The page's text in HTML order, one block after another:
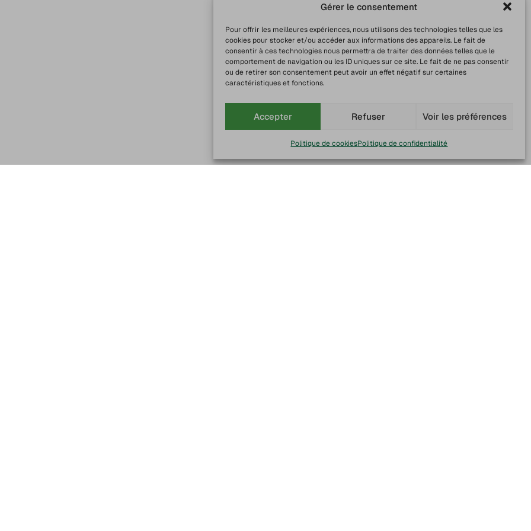
Gérer le consentement
Pour offrir les meilleures expériences, nous utilisons des technologies telles que les
cookies pour stocker et/ou accéder aux informations des appareils. Le fait de
consentir à ces technologies nous permettra de traiter des données telles que le
comportement de navigation ou les ID uniques sur ce site. Le fait de ne pas consentir
ou de retirer son consentement peut avoir un effet négatif sur certaines
caractéristiques et fonctions.
Accepter Refuser Voir les préférences
Politique de cookiesPolitique de confidentialité